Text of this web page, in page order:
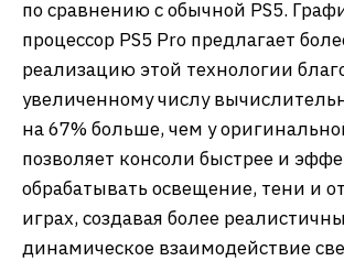
по сравнению с обычной PS5.
процессор PS5 Pro предлагает
реализацию этой технологии
увеличенному числу
на 67% больше, чем у
позволяет консоли быстрее и
обрабатывать освещение, тени и
играх, создавая более
динамическое взаимодействие